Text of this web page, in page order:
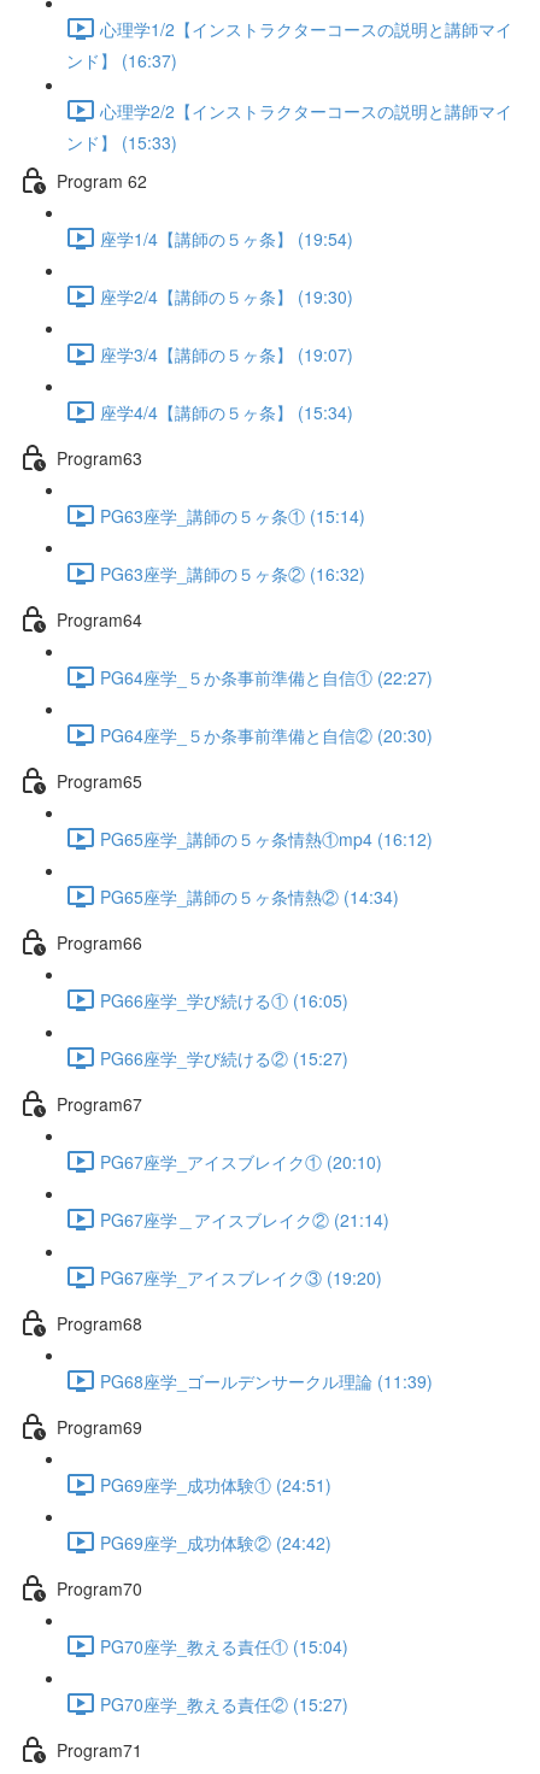
心理学1/2【インストラクターコースの説明と講師マイ
ンド】 (16:37)
心理学2/2【インストラクターコースの説明と講師マイ
ンド】 (15:33)
Program 62
座学1/4【講師の５ヶ条】 (19:54)
座学2/4【講師の５ヶ条】 (19:30)
座学3/4【講師の５ヶ条】 (19:07)
座学4/4【講師の５ヶ条】 (15:34)
Program63
PG63座学_講師の５ヶ条① (15:14)
PG63座学_講師の５ヶ条② (16:32)
Program64
PG64座学_５か条事前準備と自信① (22:27)
PG64座学_５か条事前準備と自信② (20:30)
Program65
PG65座学_講師の５ヶ条情熱①mp4 (16:12)
PG65座学_講師の５ヶ条情熱② (14:34)
Program66
PG66座学_学び続ける① (16:05)
PG66座学_学び続ける② (15:27)
Program67
PG67座学_アイスブレイク① (20:10)
PG67座学＿アイスブレイク② (21:14)
PG67座学_アイスブレイク③ (19:20)
Program68
PG68座学_ゴールデンサークル理論 (11:39)
Program69
PG69座学_成功体験① (24:51)
PG69座学_成功体験② (24:42)
Program70
PG70座学_教える責任① (15:04)
PG70座学_教える責任② (15:27)
Program71